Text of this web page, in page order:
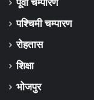
पूर्वी चम्पारण
पश्चिमी चम्पारण
रोहतास
शिक्षा
भोजपुर